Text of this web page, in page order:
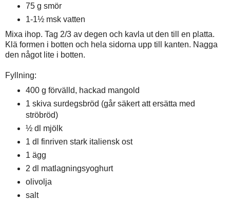
75 g smör
1-1½ msk vatten
Mixa ihop. Tag 2/3 av degen och kavla ut den till en platta.
Klä formen i botten och hela sidorna upp till kanten. Nagga
den något lite i botten.
Fyllning:
400 g förvälld, hackad mangold
1 skiva surdegsbröd (går säkert att ersätta med
ströbröd)
½ dl mjölk
1 dl finriven stark italiensk ost
1 ägg
2 dl matlagningsyoghurt
olivolja
salt